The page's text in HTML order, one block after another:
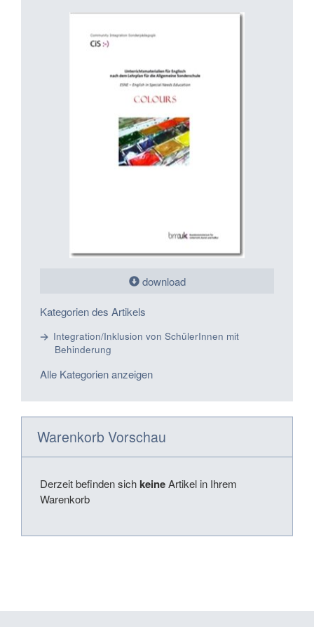
download
Kategorien des Artikels
Integration/Inklusion von SchülerInnen mit
Behinderung
Alle Kategorien anzeigen
Warenkorb Vorschau
Derzeit befinden sich keineArtikel in Ihrem
Warenkorb